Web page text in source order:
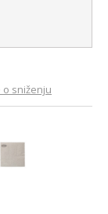
o sniženju